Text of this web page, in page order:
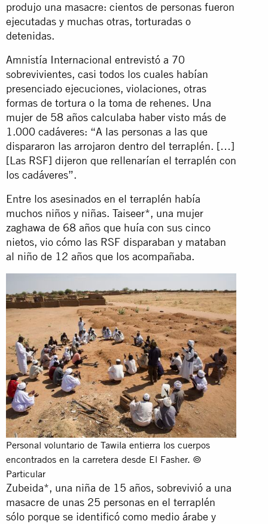
produjo una masacre: cientos de personas fueron
ejecutadas y muchas otras, torturadas o
detenidas.
Amnistía Internacional entrevistó a 70
sobrevivientes, casi todos los cuales habían
presenciado ejecuciones, violaciones, otras
formas de tortura o la toma de rehenes. Una
mujer de 58 años calculaba haber visto más de
1.000 cadáveres: “A las personas a las que
dispararon las arrojaron dentro del terraplén. […]
[Las RSF] dijeron que rellenarían el terraplén con
los cadáveres”.
Entre los asesinados en el terraplén había
muchos niños y niñas. Taiseer*, una mujer
zaghawa de 68 años que huía con sus cinco
nietos, vio cómo las RSF disparaban y mataban
al niño de 12 años que los acompañaba.
Personal voluntario de Tawila entierra los cuerpos
encontrados en la carretera desde El Fasher. ©
Particular
Zubeida*, una niña de 15 años, sobrevivió a una
masacre de unas 25 personas en el terraplén
sólo porque se identificó como medio árabe y